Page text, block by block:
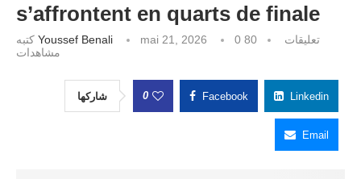
s’affrontent en quarts de finale
Youssef Benali mai 21, 2026 0 تعليقات
80
مشاهدات
شاركها 0 Facebook Linkedin
Email